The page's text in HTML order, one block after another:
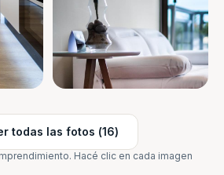
todas las fotos (16)
Hacé clic en cada imagen